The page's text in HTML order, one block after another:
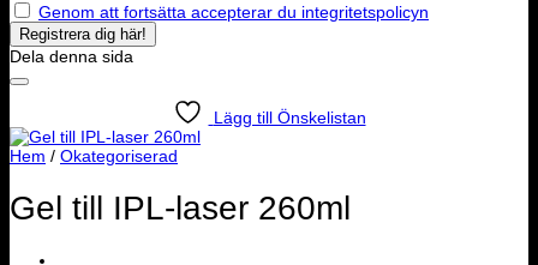
Genom att fortsätta accepterar du integritetspolicyn
Dela denna sida
Lägg till Önskelistan
Hem / Okategoriserad
Gel till IPL-laser 260ml